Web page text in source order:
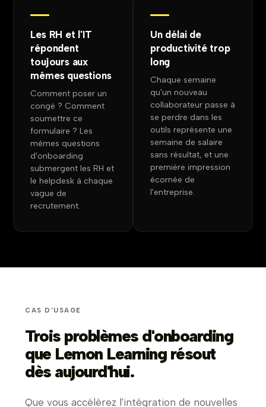
Les RH et l'IT
répondent
toujours aux
mêmes questions
Comment poser un
congé ? Comment
soumettre ce
formulaire ? Les
mêmes questions
d'onboarding
submergent les RH et
le helpdesk à chaque
vague de
recrutement.
Un délai de
productivité trop
long
Chaque semaine
qu'un nouveau
collaborateur passe à
se perdre dans les
outils représente une
semaine de salaire
sans résultat, et une
première impression
écornée de
l'entreprise.
CAS D'USAGE
Trois problèmes d'onboarding
que Lemon Learning résout
dès aujourd'hui.
Que vous accélérez l'intégration de nouvelles